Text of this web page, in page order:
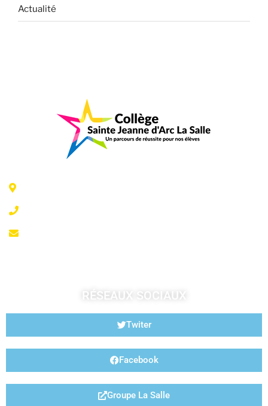
Actualité
RÉSEAUX SOCIAUX
Twiter
Facebook
Groupe La Salle